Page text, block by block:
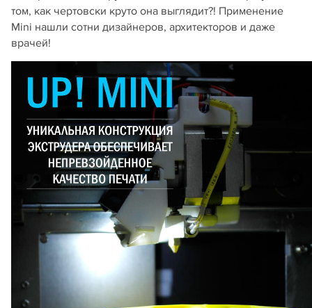
том, как чертовски круто она выглядит?! Применение
Mini нашли сотни дизайнеров, архитекторов и даже
врачей!